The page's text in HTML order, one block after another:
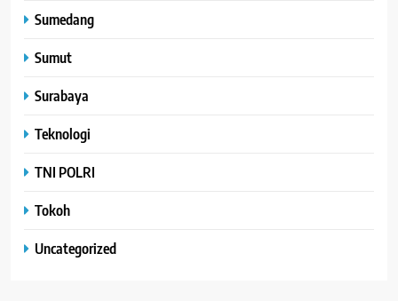
Sumedang
Sumut
Surabaya
Teknologi
TNI POLRI
Tokoh
Uncategorized